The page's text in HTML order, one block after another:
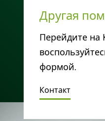
Другая
Перейдите на
формой.
Контакт